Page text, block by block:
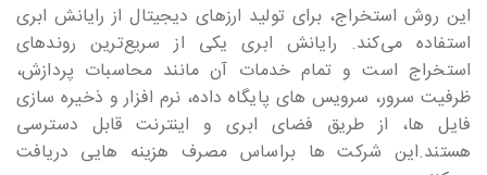
این روش استخراج، برای تولید ارزهای دیجیتال از رایانش ابری
استفاده می‎‎‎‎‎‎‎کند. رایانش ابری یکی از سریع‎‎‎‎‎‎‎‎ترین روندهای
استخراج است و تمام خدمات آن مانند محاسبات پردازش،
ظرفیت سرور، سرویس های پایگاه داده، نرم افزار و ذخیره سازی
فایل ها، از طریق فضای ابری و اینترنت قابل دسترسی
هستند.این شرکت ها براساس مصرف هزینه هایی دریافت